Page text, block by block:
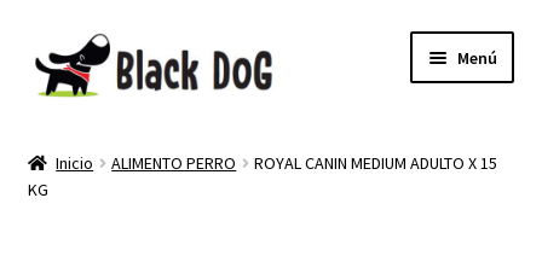
Menú
TIENDA
Inicio ALIMENTO PERRO
ROYAL CANIN MEDIUM ADULTO X 15
KG